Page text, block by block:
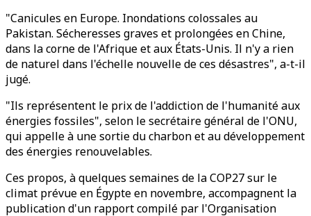
"Canicules en Europe. Inondations colossales au
Pakistan. Sécheresses graves et prolongées en Chine,
dans la corne de l'Afrique et aux États-Unis. Il n'y a rien
de naturel dans l'échelle nouvelle de ces désastres", a-t-il
jugé.
"Ils représentent le prix de l'addiction de l'humanité aux
énergies fossiles", selon le secrétaire général de l'ONU,
qui appelle à une sortie du charbon et au développement
des énergies renouvelables.
Ces propos, à quelques semaines de la COP27 sur le
climat prévue en Égypte en novembre, accompagnent la
publication d'un rapport compilé par l'Organisation